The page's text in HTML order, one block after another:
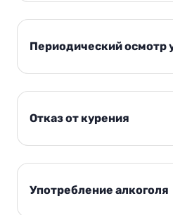
Периодический осмотр
Отказ от курения
Употребление алкоголя